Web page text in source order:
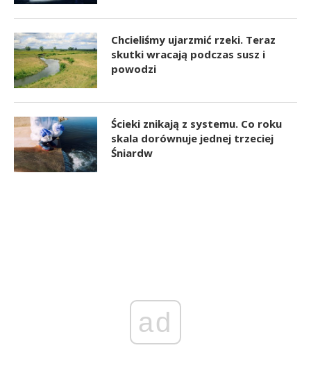
Chcieliśmy ujarzmić rzeki. Teraz
skutki wracają podczas susz i
powodzi
Ścieki znikają z systemu. Co roku
skala dorównuje jednej trzeciej
Śniardw
ad